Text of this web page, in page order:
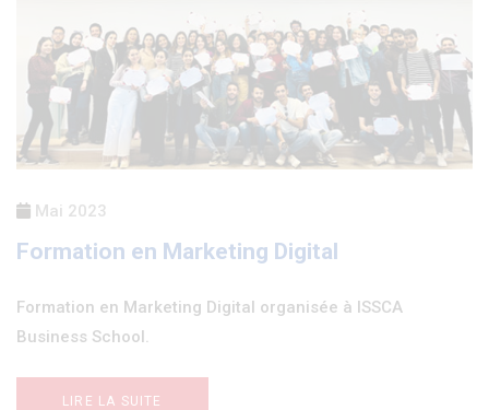
Mai 2023
Formation en Marketing Digital
Formation en Marketing Digital organisée à ISSCA
Business School.
LIRE LA SUITE